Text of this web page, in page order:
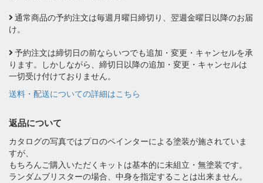
通常商品の予約注文は毎週月曜日締切り、翌週金曜日以降のお届
け。
予約注文は締切日の前ならいつでも追加・変更・キャンセルを承
ります。しかしながら、締切日以降の追加・変更・キャンセルは
一切受け付けておりません。
送料・配送についての詳細はこちら
返品について
カタログの写真ではプロのペインターによる塗装が施されていま
すが、
もちろんご購入いただくキットは基本的に未組立・無塗装です。
ランダムブリスターの場合、中身を指定することは出来ません。